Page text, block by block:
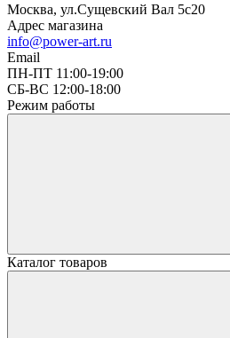
Москва, ул.Сущевский Вал 5с20
Адрес магазина
info@power-art.ru
Email
ПН-ПТ 11:00-19:00
СБ-ВС 12:00-18:00
Режим работы
Каталог товаров